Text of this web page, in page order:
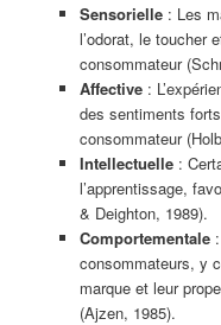
Sensorielle: Les
l’odorat, le toucher
consommateur
Affective:
des sentiments
consommateur
Intellectuelle:
l’apprentissage,
& Deighton, 1989).
Comportementale:
consommateurs, y
marque et leur
(Ajzen, 1985).